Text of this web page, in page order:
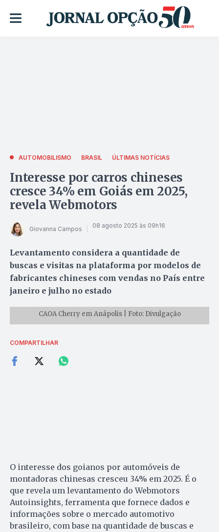
AUTOMOBILISMO BRASIL ÚLTIMAS NOTÍCIAS
Interesse por carros chineses
cresce 34% em Goiás em 2025,
revela Webmotors
Giovanna Campos 08 agosto 2025 às 09h16
Levantamento considera a quantidade de
buscas e visitas na plataforma por modelos de
fabricantes chineses com vendas no País entre
janeiro e julho no estado
CAOA Cherry em Anápolis | Foto: Divulgação
COMPARTILHAR
O interesse dos goianos por automóveis de
montadoras chinesas cresceu 34% em 2025. É o
que revela um levantamento do Webmotors
Autoinsights, ferramenta que fornece dados e
informações sobre o mercado automotivo
brasileiro, com base na quantidade de buscas e